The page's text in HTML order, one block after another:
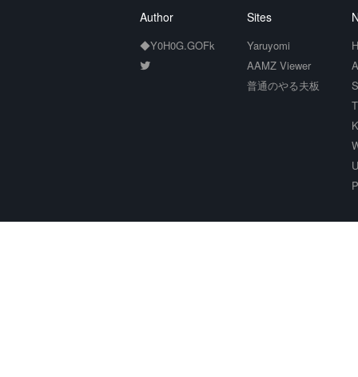
Author
◆Y0H0G.GOFk
Sites
Yaruyomi
AAMZ Viewer
普通のやる夫板